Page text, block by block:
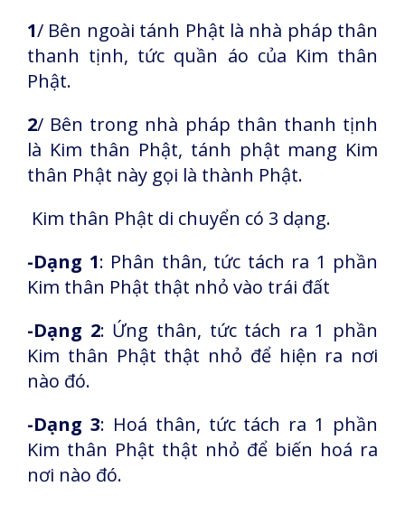
1/ Bên ngoài tánh Phật là nhà pháp thân
thanh tịnh, tức quần áo của Kim thân
Phật.
2/ Bên trong nhà pháp thân thanh tịnh
là Kim thân Phật, tánh phật mang Kim
thân Phật này gọi là thành Phật.
Kim thân Phật di chuyển có 3 dạng.
-Dạng 1: Phân thân, tức tách ra 1 phần
Kim thân Phật thật nhỏ vào trái đất
-Dạng 2: Ứng thân, tức tách ra 1 phần
Kim thân Phật thật nhỏ để hiện ra nơi
nào đó.
-Dạng 3: Hoá thân, tức tách ra 1 phần
Kim thân Phật thật nhỏ để biến hoá ra
nơi nào đó.